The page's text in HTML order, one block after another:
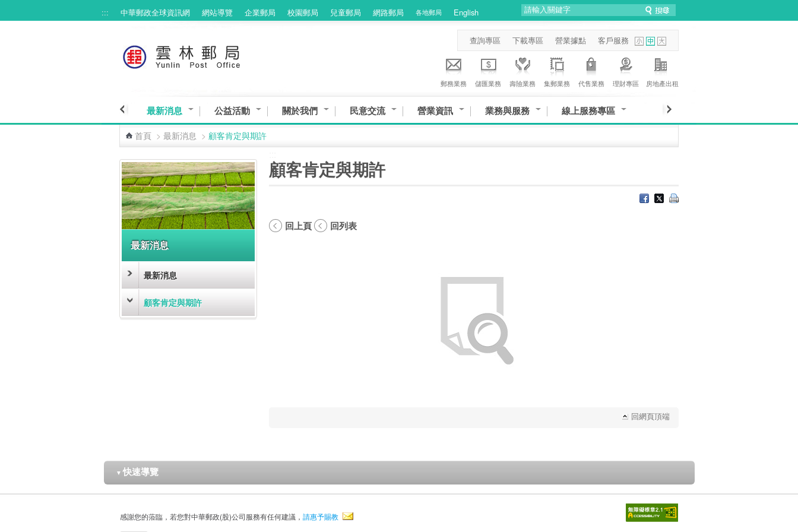
::: 中華郵政全球資訊網 網站導覽 企業郵局 校園郵局 兒童郵局 網路郵局 各地郵局 English
查詢專區 下載專區 營業據點 客戶服務
郵務業務 儲匯業務 壽險業務 集郵業務 代售業務 理財專區 房地產出租
最新消息 公益活動 關於我們 民意交流 營業資訊 業務與服務 線上服務專區
首頁 > 最新消息 > 顧客肯定與期許
最新消息
最新消息
顧客肯定與期許
顧客肯定與期許
回上頁 回列表
回網頁頂端
▼ 快速導覽
感謝您的蒞臨，若您對中華郵政(股)公司服務有任何建議， 請惠予賜教